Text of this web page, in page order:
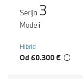
Serija 3
Modeli
Hibrid
Od 60.300 €